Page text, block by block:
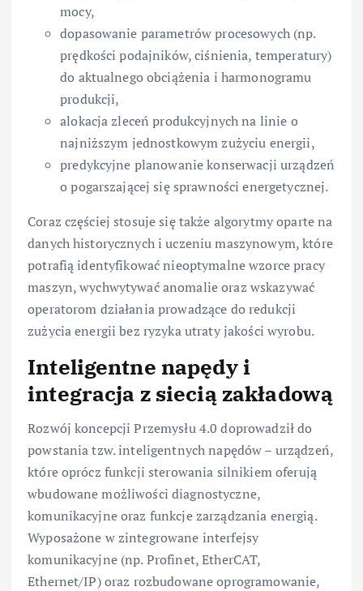
mocy,
dopasowanie parametrów procesowych (np.
prędkości podajników, ciśnienia, temperatury)
do aktualnego obciążenia i harmonogramu
produkcji,
alokacja zleceń produkcyjnych na linie o
najniższym jednostkowym zużyciu energii,
predykcyjne planowanie konserwacji urządzeń
o pogarszającej się sprawności energetycznej.
Coraz częściej stosuje się także algorytmy oparte na
danych historycznych i uczeniu maszynowym, które
potrafią identyfikować nieoptymalne wzorce pracy
maszyn, wychwytywać anomalie oraz wskazywać
operatorom działania prowadzące do redukcji
zużycia energii bez ryzyka utraty jakości wyrobu.
Inteligentne napędy i
integracja z siecią zakładową
Rozwój koncepcji Przemysłu 4.0 doprowadził do
powstania tzw. inteligentnych napędów – urządzeń,
które oprócz funkcji sterowania silnikiem oferują
wbudowane możliwości diagnostyczne,
komunikacyjne oraz funkcje zarządzania energią.
Wyposażone w zintegrowane interfejsy
komunikacyjne (np. Profinet, EtherCAT,
Ethernet/IP) oraz rozbudowane oprogramowanie,